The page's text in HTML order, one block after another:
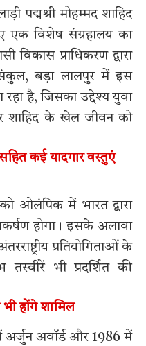
पद्मश्री मोहम्मद शाहिद
एक विशेष संग्रहालय का
विकास प्राधिकरण द्वारा
संकुल, बड़ा लालपुर में इस
है, जिसका उद्देश्य युवा
शाहिद के खेल जीवन को
कई यादगार वस्तुएं
ओलंपिक में भारत द्वारा
होगा। इसके अलावा
प्रतियोगिताओं के
भी प्रदर्शित की
भी होंगे शामिल
अर्जुन अवॉर्ड और 1986 में